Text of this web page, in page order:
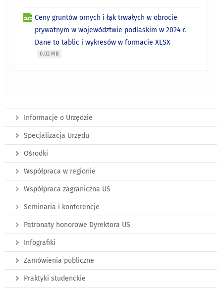
Ceny gruntów ornych i łąk trwałych w obrocie
prywatnym w województwie podlaskim w 2024 r.
Dane to tablic i wykresów w formacie XLSX
0.02 MB
Informacje o Urzędzie
Specjalizacja Urzędu
Ośrodki
Współpraca w regionie
Współpraca zagraniczna US
Seminaria i konferencje
Patronaty honorowe Dyrektora US
Infografiki
Zamówienia publiczne
Praktyki studenckie